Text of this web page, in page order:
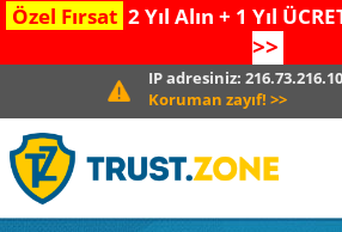
Özel Fırsat 2 Yıl Alın + 1 Yıl
>>
IP adresiniz:
Koruman zayıf! >>